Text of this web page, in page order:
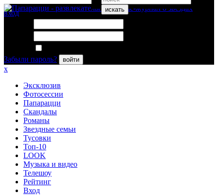
искать
вход
Забыли пароль?
войти
x
Эксклюзив
Фотосессии
Папарацци
Скандалы
Романы
Звездные семьи
Тусовки
Топ-10
LOOK
Музыка и видео
Телешоу
Рейтинг
Вход